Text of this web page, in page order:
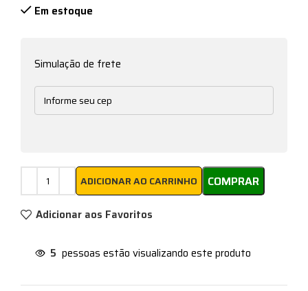
Em estoque
Simulação de frete
ADICIONAR AO CARRINHO COMPRAR
Adicionar aos Favoritos
5 pessoas estão visualizando este produto